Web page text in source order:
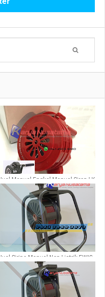
Jual Manual Engkol Manual Siren LK
100 Plastik
Jual Sirine Manual Non Listrik EWIG
LK-120